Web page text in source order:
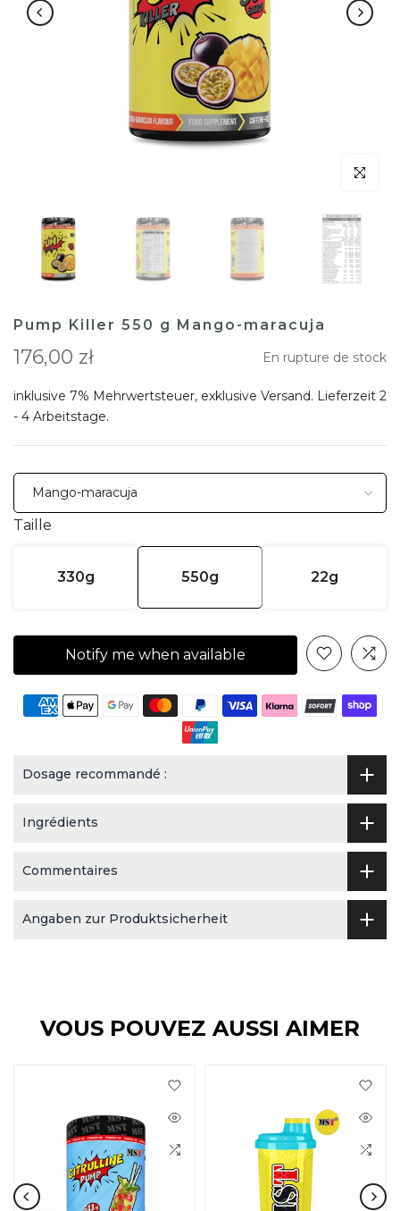
klicken
Pump Killer 550 g Mango-maracuja
176,00 zł En rupture de stock
inklusive 7% Mehrwertsteuer, exklusive Versand. Lieferzeit 2
- 4 Arbeitstage.
Taille
330g 550g 22g
Notify me when available
Dosage recommandé :
Ingrédients
Commentaires
Angaben zur Produktsicherheit
VOUS POUVEZ AUSSI AIMER